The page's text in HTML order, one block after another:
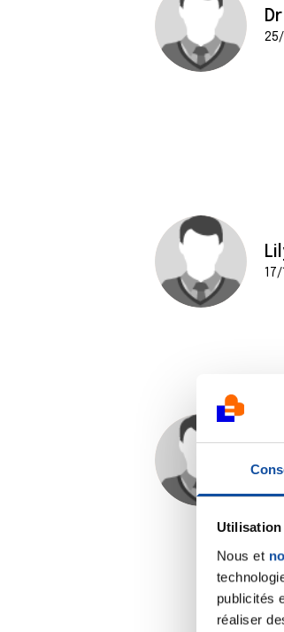
Utilisation
Nous et
publicités
réaliser
17/